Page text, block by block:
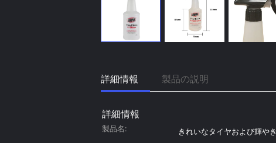
詳細情報 製品の説明
詳細情報
製品名: きれいなタイヤおよび輝やき